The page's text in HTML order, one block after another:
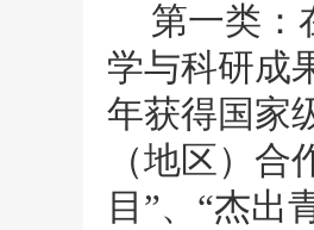
第一类：
学与科研成
年获得国家
（地区）
目”、“杰出